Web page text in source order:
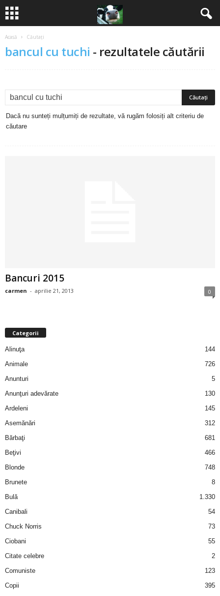
Acasă Căutați
bancul cu tuchi - rezultatele căutării
Dacă nu sunteți mulțumiți de rezultate, vă rugăm folosiți alt criteriu de
căutare
Bancuri 2015
carmen - aprilie 21, 2013 0
Categorii
Alinuţa
144
Animale
726
Anunturi
5
Anunţuri adevărate
130
Ardeleni
145
Asemănări
312
Bărbaţi
681
Beţivi
466
Blonde
748
Brunete
8
Bulă
1.330
Canibali
54
Chuck Norris
73
Ciobani
55
Citate celebre
2
Comuniste
123
Copii
395